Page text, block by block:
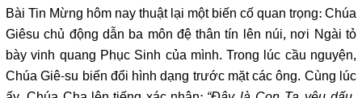
Bài Tin Mừng hôm nay thuật lại một biến cố quan trọng: Chúa
Giêsu chủ động dẫn ba môn đệ thân tín lên núi, nơi Ngài tỏ
bày vinh quang Phục Sinh của mình. Trong lúc cầu nguyện,
Chúa Giê-su biến đổi hình dạng trước mặt các ông. Cùng lúc